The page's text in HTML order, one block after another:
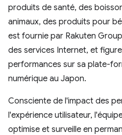
produits de santé, des
animaux, des produits pour
est fournie par Rakuten
des services Internet, et
performances sur sa plate-
numérique au Japon.
Consciente de l'impact des
l'expérience utilisateur,
optimise et surveille en